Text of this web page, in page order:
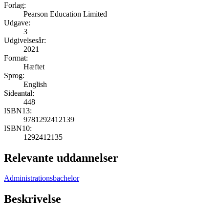
Forlag:
Pearson Education Limited
Udgave:
3
Udgivelsesår:
2021
Format:
Hæftet
Sprog:
English
Sideantal:
448
ISBN13:
9781292412139
ISBN10:
1292412135
Relevante uddannelser
Administrationsbachelor
Beskrivelse